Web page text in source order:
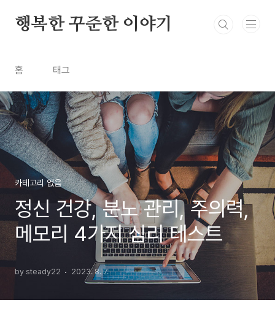
행복한 꾸준한 이야기
홈 태그
카테고리 없음
정신 건강, 분노 관리, 주의력,
메모리 4가지 심리 테스트
by steady22 2023. 8. 7.